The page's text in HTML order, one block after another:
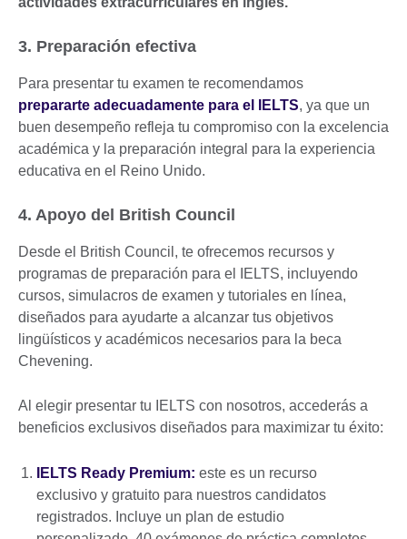
3. Preparación efectiva
Para presentar tu examen te recomendamos
prepararte adecuadamente para el IELTS, ya que un
buen desempeño refleja tu compromiso con la excelencia
académica y la preparación integral para la experiencia
educativa en el Reino Unido.
4. Apoyo del British Council
Desde el British Council, te ofrecemos recursos y
programas de preparación para el IELTS, incluyendo
cursos, simulacros de examen y tutoriales en línea,
diseñados para ayudarte a alcanzar tus objetivos
lingüísticos y académicos necesarios para la beca
Chevening.
Al elegir presentar tu IELTS con nosotros, accederás a
beneficios exclusivos diseñados para maximizar tu éxito:
IELTS Ready Premium: este es un recurso
exclusivo y gratuito para nuestros candidatos
registrados. Incluye un plan de estudio